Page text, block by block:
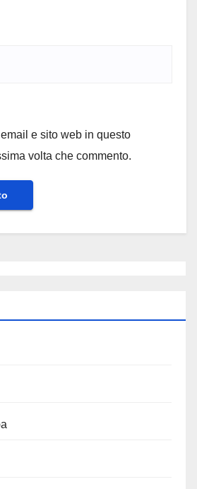
e sito web in questo
volta che commento.